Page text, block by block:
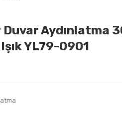
Aydınlatma
YL79-0901